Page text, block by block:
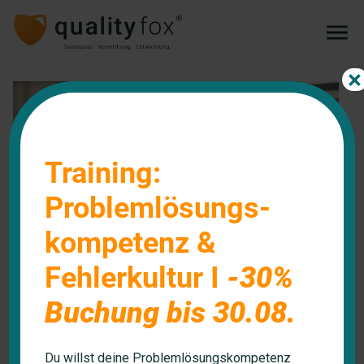
Recruiting
Training:
Problemlösungs-
kompetenz &
Fehlerkultur I -30%
Buchung bis 30.08.
Du willst deine Problemlösungskompetenz
×